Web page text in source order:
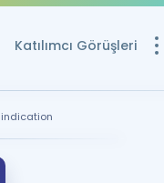
Katılımcı Görüşleri
indication